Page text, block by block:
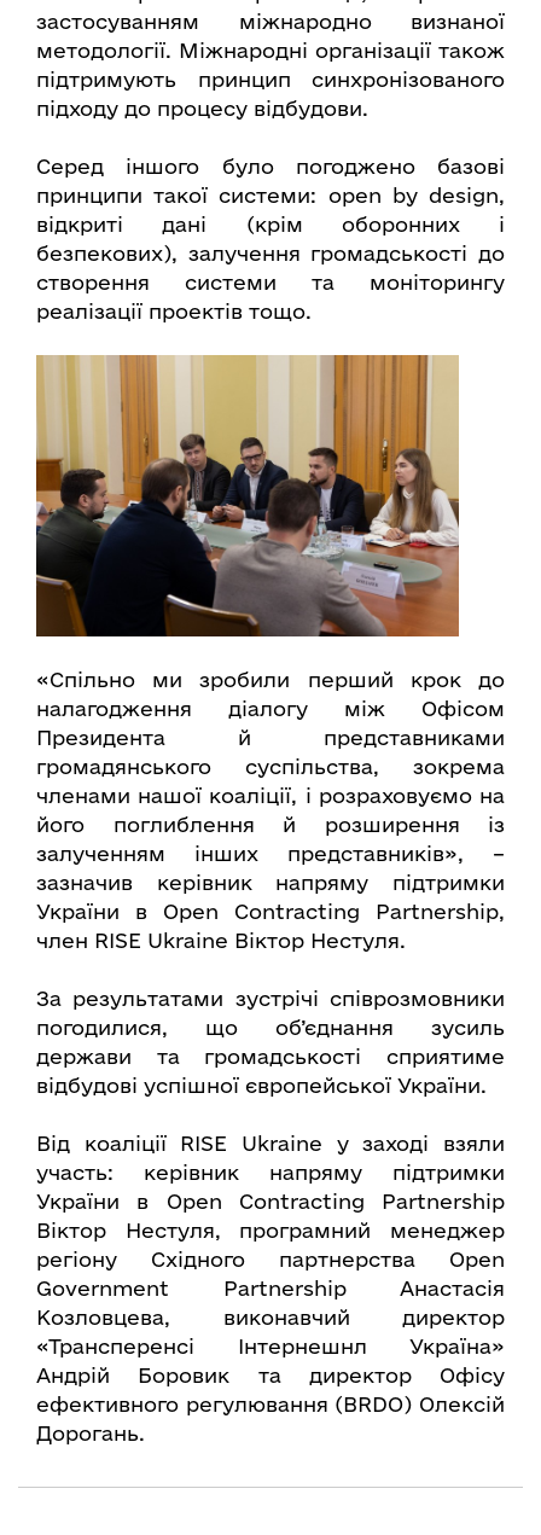
застосуванням міжнародно визнаної
методології. Міжнародні організації також
підтримують принцип синхронізованого
підходу до процесу відбудови.
Серед іншого було погоджено базові
принципи такої системи: open by design,
відкриті дані (крім оборонних і
безпекових), залучення громадськості до
створення системи та моніторингу
реалізації проектів тощо.
«Спільно ми зробили перший крок до
налагодження діалогу між Офісом
Президента й представниками
громадянського суспільства, зокрема
членами нашої коаліції, і розраховуємо на
його поглиблення й розширення із
залученням інших представників», –
зазначив керівник напряму підтримки
України в Open Contracting Partnership,
член RISE Ukraine Віктор Нестуля.
За результатами зустрічі співрозмовники
погодилися, що об’єднання зусиль
держави та громадськості сприятиме
відбудові успішної європейської України.
Від коаліції RISE Ukraine у заході взяли
участь: керівник напряму підтримки
України в Open Contracting Partnership
Віктор Нестуля, програмний менеджер
регіону Східного партнерства Open
Government Partnership Анастасія
Козловцева, виконавчий директор
«Трансперенсі Інтернешнл Україна»
Андрій Боровик та директор Офісу
ефективного регулювання (BRDO) Олексій
Дорогань.